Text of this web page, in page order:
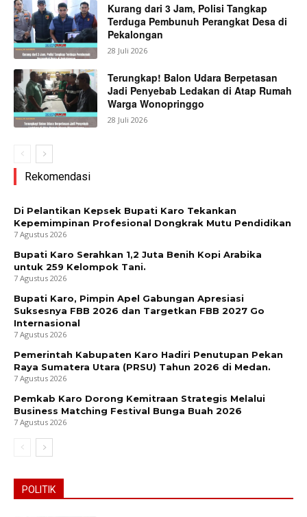
Kurang dari 3 Jam, Polisi Tangkap
Terduga Pembunuh Perangkat Desa di
Pekalongan
28 Juli 2026
Terungkap! Balon Udara Berpetasan
Jadi Penyebab Ledakan di Atap Rumah
Warga Wonopringgo
28 Juli 2026
Rekomendasi
Di Pelantikan Kepsek Bupati Karo Tekankan
Kepemimpinan Profesional Dongkrak Mutu Pendidikan
7 Agustus 2026
Bupati Karo Serahkan 1,2 Juta Benih Kopi Arabika
untuk 259 Kelompok Tani.
7 Agustus 2026
Bupati Karo, Pimpin Apel Gabungan Apresiasi
Suksesnya FBB 2026 dan Targetkan FBB 2027 Go
Internasional
7 Agustus 2026
Pemerintah Kabupaten Karo Hadiri Penutupan Pekan
Raya Sumatera Utara (PRSU) Tahun 2026 di Medan.
7 Agustus 2026
Pemkab Karo Dorong Kemitraan Strategis Melalui
Business Matching Festival Bunga Buah 2026
7 Agustus 2026
POLITIK